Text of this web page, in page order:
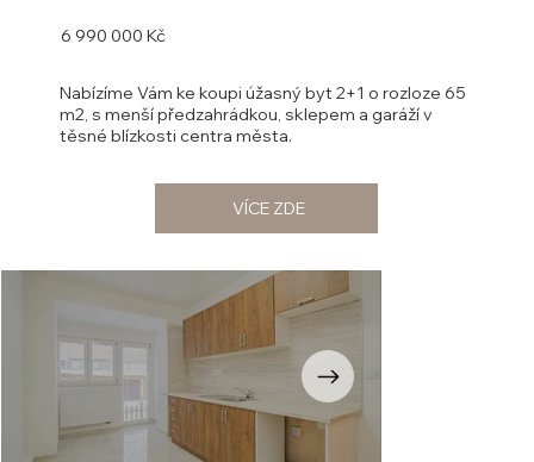
6 990 000 Kč
Nabízíme Vám ke koupi úžasný byt 2+1 o rozloze 65
m2, s menší předzahrádkou, sklepem a garáží v
těsné blízkosti centra města.
VÍCE ZDE